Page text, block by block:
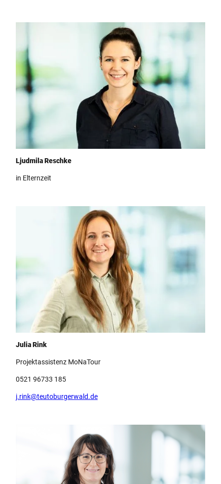
Team Teutoburger Wald Tourismus, Ljudmila Reschke
Ljudmila Reschke
in Elternzeit
Team Teutoburger Wald Tourismus, Julia Rink
Julia Rink
Projektassistenz MoNaTour
0521 96733 185
j.rink@teutoburgerwald.de